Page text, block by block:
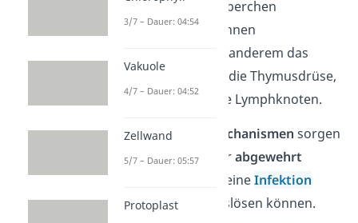
weißer Blutkörperchen
zuständig. Zu ihnen
gehören unter anderem das
Knochenmark, die Thymusdrüse,
die Milz und die Lymphknoten.
Merke:Abwehrmechanismen sorgen
dafür, dass Erregerabgewehrt
werden, bevor sie eineInfektion
oder Krankheit auslösen können.
3/7 – Dauer: 04:54
Vakuole
4/7 – Dauer: 04:52
Zellwand
5/7 – Dauer: 05:57
Protoplast